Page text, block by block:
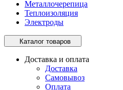
Металлочерепица
Теплоизоляция
Электроды
Каталог товаров
Доставка и оплата
Доставка
Самовывоз
Оплата